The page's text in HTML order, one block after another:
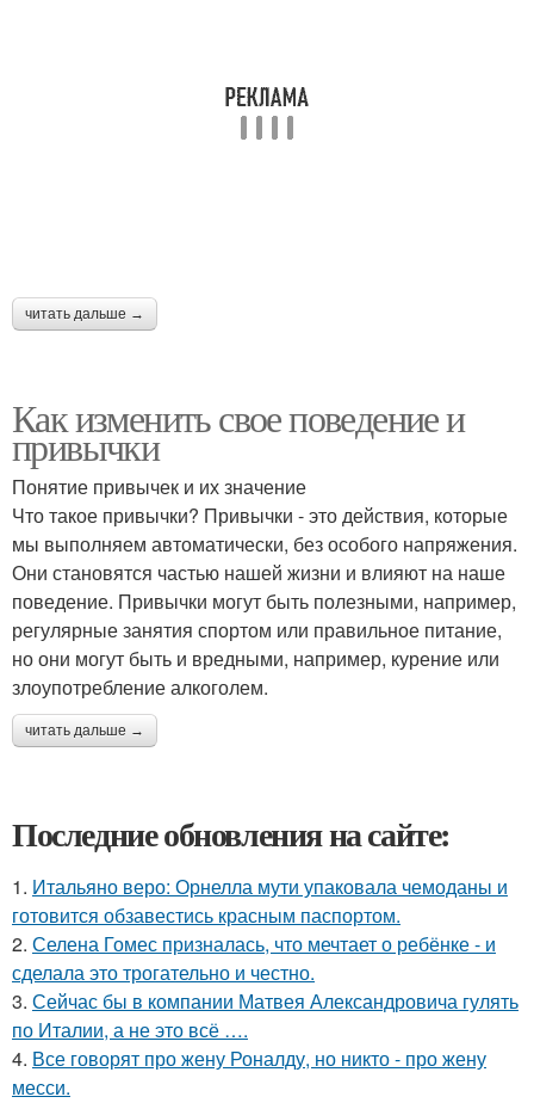
читать дальше →
Как изменить свое поведение и
привычки
Понятие привычек и их значение
Что такое привычки? Привычки - это действия, которые
мы выполняем автоматически, без особого напряжения.
Они становятся частью нашей жизни и влияют на наше
поведение. Привычки могут быть полезными, например,
регулярные занятия спортом или правильное питание,
но они могут быть и вредными, например, курение или
злоупотребление алкоголем.
читать дальше →
Последние обновления на сайте:
1. Итальяно веро: Орнелла мути упаковала чемоданы и
готовится обзавестись красным паспортом.
2. Селена Гомес призналась, что мечтает о ребёнке - и
сделала это трогательно и честно.
3. Сейчас бы в компании Матвея Александровича гулять
по Италии, а не это всё ….
4. Все говорят про жену Роналду, но никто - про жену
месси.